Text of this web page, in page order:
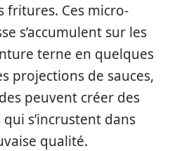
fritures. Ces micro-
s’accumulent sur les
terne en quelques
projections de sauces,
peuvent créer des
s’incrustent dans
qualité.